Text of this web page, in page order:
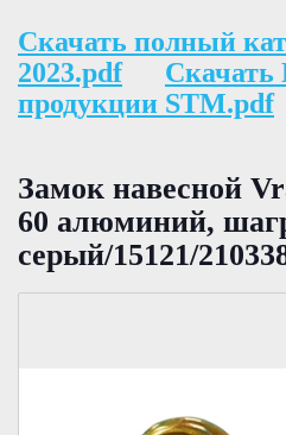
Скачать полный
2023.pdf
Скачать
продукции STM.pdf
Замок навесной
60 алюминий,
серый/15121/